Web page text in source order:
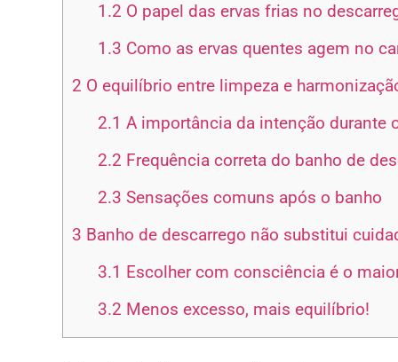
1.2 O papel das ervas frias no
1.3 Como as ervas quentes agem no
2 O equilíbrio entre limpeza e
2.1 A importância da intenção durante
2.2 Frequência correta do banho de
2.3 Sensações comuns após o banho
3 Banho de descarrego não substitui
3.1 Escolher com consciência é o
3.2 Menos excesso, mais equilíbrio!